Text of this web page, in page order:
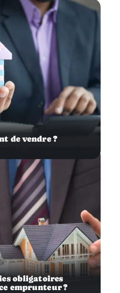
de vendre ?
obligatoires
emprunteur ?